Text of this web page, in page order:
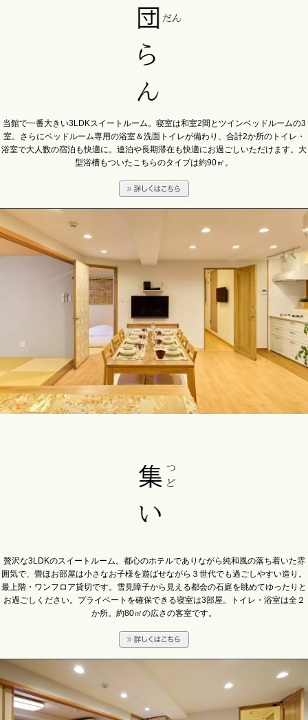
当館で一番大きい3LDKスイートルーム。寝室は和室2間とツインベッドルームの3
室。さらにベッドルーム専用の浴室＆洗面トイレが備わり、合計2か所のトイレ・
浴室で大人数の宿泊も快適に。連泊や長期滞在も快適にお過ごしいただけます。大
型浴槽もついたこちらのタイプは約90㎡。
贅沢な3LDKのスイートルーム。都心のホテルでありながら純和風の落ち着いた雰
囲気で、畳ほお部屋は小さなお子様を遊ばせながら３世代でも過ごしやすい造り。
最上階・ワンフロア貸切です。雪見障子から見える都会の石庭を眺めてゆったりと
お過ごしください。プライベートを確保できる寝室は3部屋。トイレ・浴室は全２
か所。約80㎡の広さの客室です。